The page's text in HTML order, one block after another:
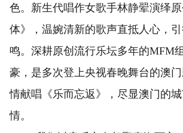
色。新生代唱作女歌手林静翚演绎
体》，温婉清新的歌声直抵人心，
鸣。深耕原创流行乐坛多年的MFM
豪，是多次登上央视春晚舞台的澳
情献唱《乐而忘返》，尽显澳门的
情。